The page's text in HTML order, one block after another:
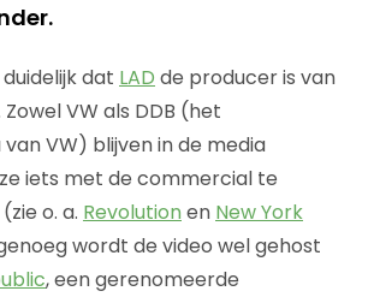
dat LAD de producer is van
VW als DDB (het
VW) blijven in de media
iets met de commercial te
o. a. Revolution en New York
wordt de video wel gehost
, een gerenomeerde